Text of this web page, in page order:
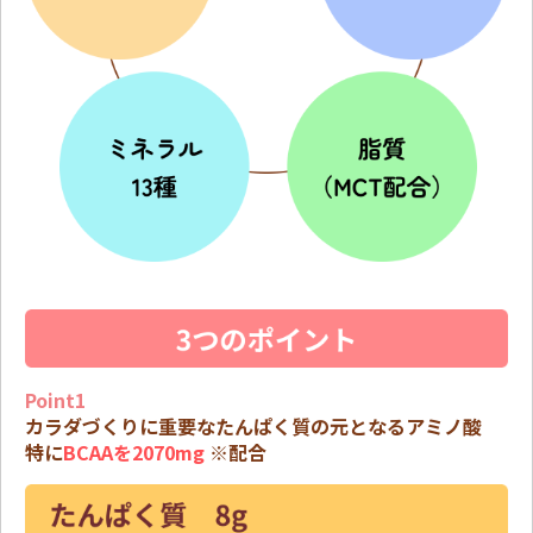
Point1
カラダづくりに重要なたんぱく質の元となるアミノ酸
特にBCAAを2070mg ※配合